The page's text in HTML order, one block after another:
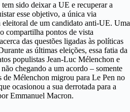
sido deixar a UE e recuperar a
esse objetivo, a única via
de um candidato anti-UE. Uma
compartilha pontos de vista
das questões ligadas às políticas
as últimas eleições, essa fatia da
populistas Jean-Luc Mélenchon e
chegando a um acordo – somente
de Mélenchon migrou para Le Pen no
ocasionou a sua derrotada para a
Emmanuel Macron.